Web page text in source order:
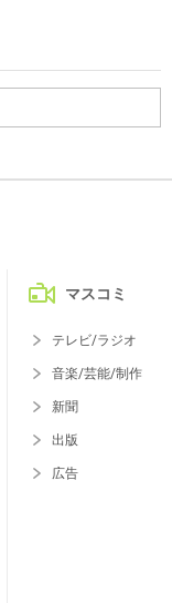
マスコミ
テレビ/ラジオ
音楽/芸能/制作
新聞
出版
広告